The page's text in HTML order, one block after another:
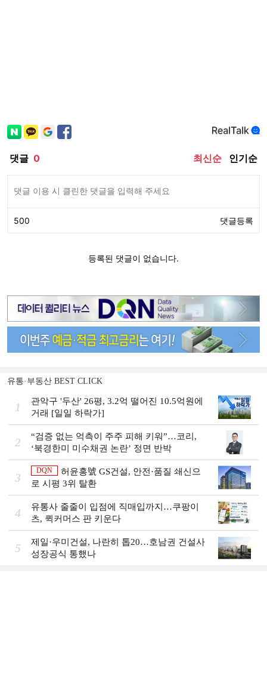
유통·부동산 BEST CLICK
1
관악구 '두산' 26평, 3.2억 떨어진 10.5억원에
거래 [일일 하락가]
2
“검증 없는 억측이 주주 피해 키워”…코리,
‘북경한미 미수채권 논란’ 정면 반박
3
DQN
허윤홍號 GS건설, 안전·품질 쇄신으
로 시평 3위 탈환
4
유통사 줄줄이 입점에 직매입까지…쿠팡이
츠, 퀵커머스 판 키운다
5
제일·우미건설, 나란히 톱20…호남권 건설사
성장공식 통했나